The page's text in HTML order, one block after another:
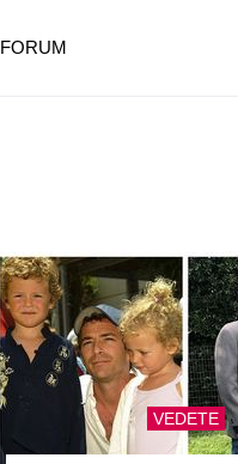
VEDETE
FORUM